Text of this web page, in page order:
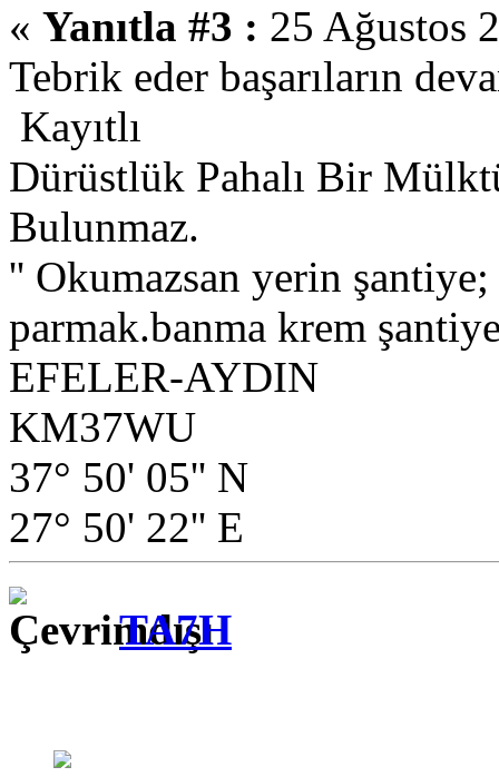
« Yanıtla #3 : 25 Ağustos
Tebrik eder başarıların
Kayıtlı
Dürüstlük Pahalı Bir
Bulunmaz.
'' Okumazsan yerin
parmak.banma krem
EFELER-AYDIN
KM37WU
37° 50' 05'' N
27° 50' 22'' E
TA7H